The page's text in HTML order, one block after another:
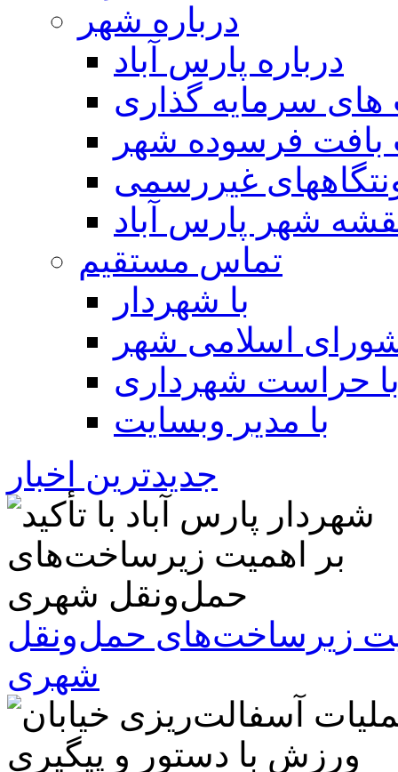
درباره شهر
درباره پارس آباد
سرمایه گذاری
بافت فرسوده شهر
غیررسمی
شهر پارس آباد
تماس مستقیم
با شهردار
اسلامی شهر
حراست شهرداری
با مدیر وبسایت
جدیدترین اخبار
زیرساخت‌های حمل‌ونقل
شهری